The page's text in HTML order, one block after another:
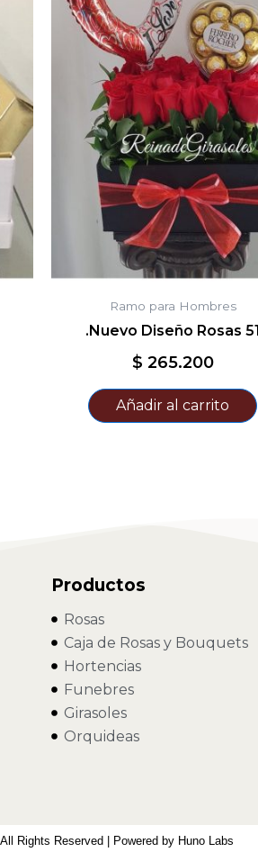
Ramo para Hombres
.Nuevo Diseño Rosas 51
$ 265.200
Añadir al carrito
Productos
Rosas
Caja de Rosas y Bouquets
Hortencias
Funebres
Girasoles
Orquideas
Rights Reserved | Powered by Huno Labs